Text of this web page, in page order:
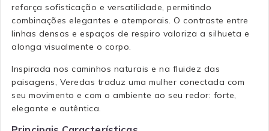
reforça sofisticação e versatilidade, permitindo
combinações elegantes e atemporais. O contraste entre
linhas densas e espaços de respiro valoriza a silhueta e
alonga visualmente o corpo.
Inspirada nos caminhos naturais e na fluidez das
paisagens, Veredas traduz uma mulher conectada com
seu movimento e com o ambiente ao seu redor: forte,
elegante e autêntica.